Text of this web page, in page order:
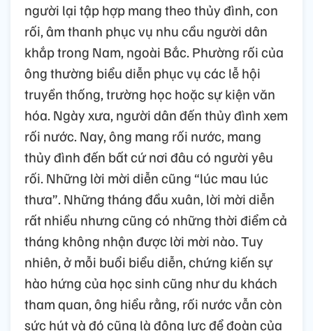
người lại tập hợp mang theo thủy đình, con
rối, âm thanh phục vụ nhu cầu người dân
khắp trong Nam, ngoài Bắc. Phường rối của
ông thường biểu diễn phục vụ các lễ hội
truyền thống, trường học hoặc sự kiện văn
hóa. Ngày xưa, người dân đến thủy đình xem
rối nước. Nay, ông mang rối nước, mang
thủy đình đến bất cứ nơi đâu có người yêu
rối. Những lời mời diễn cũng “lúc mau lúc
thưa”. Những tháng đầu xuân, lời mời diễn
rất nhiều nhưng cũng có những thời điểm cả
tháng không nhận được lời mời nào. Tuy
nhiên, ở mỗi buổi biểu diễn, chứng kiến sự
hào hứng của học sinh cũng như du khách
tham quan, ông hiểu rằng, rối nước vẫn còn
sức hút và đó cũng là động lực để đoàn của